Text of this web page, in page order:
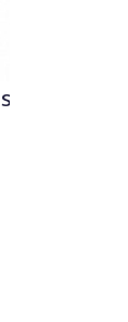
SVR